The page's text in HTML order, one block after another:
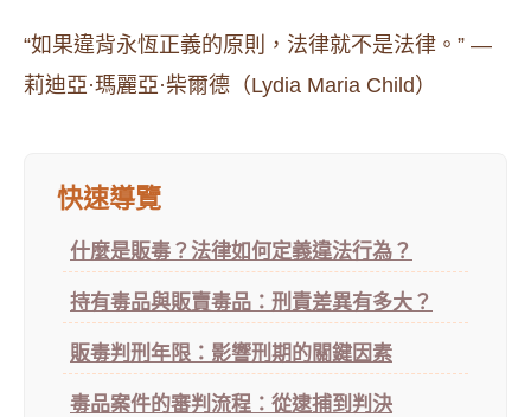
“如果違背永恆正義的原則，法律就不是法律。” —
莉迪亞·瑪麗亞·柴爾德（Lydia Maria Child）
快速導覽
什麼是販毒？法律如何定義違法行為？
持有毒品與販賣毒品：刑責差異有多大？
販毒判刑年限：影響刑期的關鍵因素
毒品案件的審判流程：從逮捕到判決